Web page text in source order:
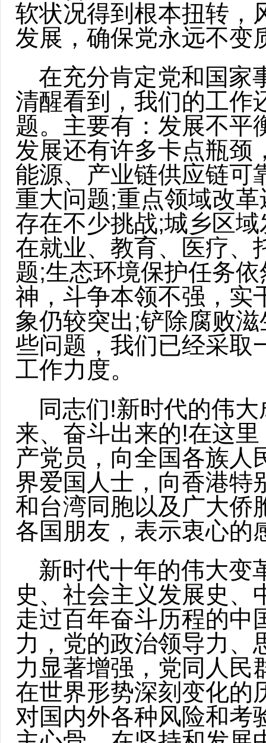
软状况得到根本扭转，
发展，确保党永远不变
在充分肯定党和国家
清醒看到，我们的工作
题。主要有：发展不平
发展还有许多卡点瓶颈
能源、产业链供应链可
重大问题;重点领域改
存在不少挑战;城乡区
在就业、教育、医疗、
题;生态环境保护任务
神，斗争本领不强，实
象仍较突出;铲除腐败
些问题，我们已经采取
工作力度。
同志们!新时代的伟
来、奋斗出来的!在这
产党员，向全国各族人
界爱国人士，向香港特
和台湾同胞以及广大侨
各国朋友，表示衷心的
新时代十年的伟大变
史、社会主义发展史、
走过百年奋斗历程的中
力，党的政治领导力、
力显著增强，党同人民
在世界形势深刻变化的
对国内外各种风险和考